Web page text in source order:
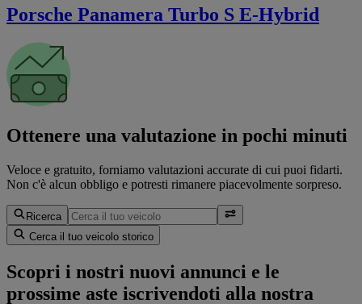
Porsche Panamera Turbo S E-Hybrid
Ottenere una valutazione in pochi minuti
Veloce e gratuito, forniamo valutazioni accurate di cui puoi fidarti.
Non c'è alcun obbligo e potresti rimanere piacevolmente sorpreso.
Ricerca
Cerca il tuo veicolo storico
Scopri i nostri nuovi annunci e le
prossime aste iscrivendoti alla nostra